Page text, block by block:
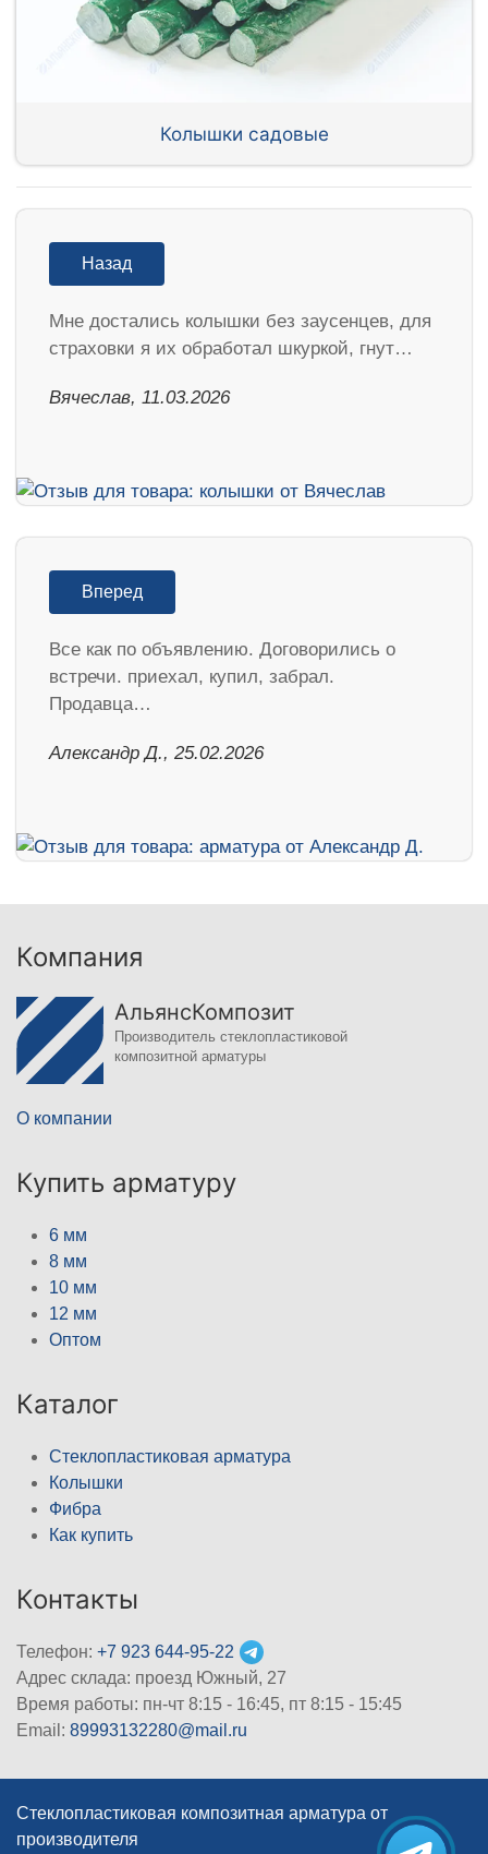
Колышки садовые
Назад
Мне достались колышки без заусенцев, для
страховки я их обработал шкуркой, гнут…
Вячеслав, 11.03.2026
Вперед
Все как по объявлению. Договорились о
встречи. приехал, купил, забрал.
Продавца…
Александр Д., 25.02.2026
Компания
АльянсКомпозит
Производитель стеклопластиковой
композитной арматуры
О компании
Купить арматуру
6 мм
8 мм
10 мм
12 мм
Оптом
Каталог
Стеклопластиковая арматура
Колышки
Фибра
Как купить
Контакты
Телефон: +7 923 644-95-22
Адрес склада: проезд Южный, 27
Время работы: пн-чт 8:15 - 16:45, пт 8:15 - 15:45
Email: 89993132280@mail.ru
Стеклопластиковая композитная арматура от
производителя